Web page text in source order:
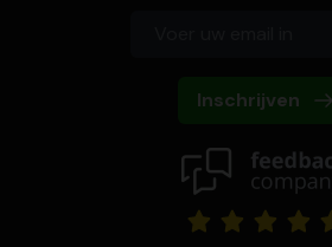
Inschrijven